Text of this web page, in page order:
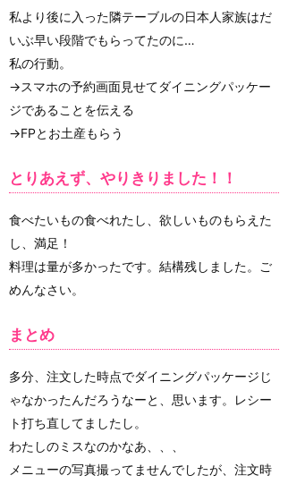
私より後に入った隣テーブルの日本人家族はだ
いぶ早い段階でもらってたのに…
私の行動。
→スマホの予約画面見せてダイニングパッケー
ジであることを伝える
→FPとお土産もらう
とりあえず、やりきりました！！
食べたいもの食べれたし、欲しいものもらえた
し、満足！
料理は量が多かったです。結構残しました。ご
めんなさい。
まとめ
多分、注文した時点でダイニングパッケージじ
ゃなかったんだろうなーと、思います。レシー
ト打ち直してましたし。
わたしのミスなのかなあ、、、
メニューの写真撮ってませんでしたが、注文時